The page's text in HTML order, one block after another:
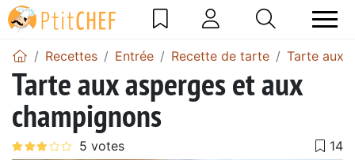
Recettes Entrée Recette de tarte Tarte aux
Tarte aux asperges et aux
champignons